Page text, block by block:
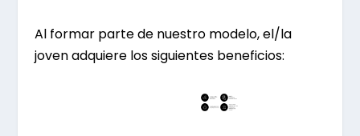
Al formar parte de nuestro modelo, el/la
joven adquiere los siguientes beneficios: